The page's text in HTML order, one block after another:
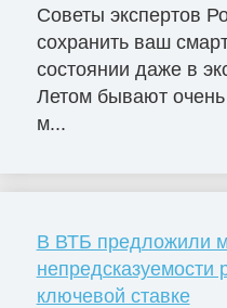
Советы экспертов
сохранить ваш
состоянии даже в
Летом бывают
м...
В ВТБ предложили
ключевой ставке